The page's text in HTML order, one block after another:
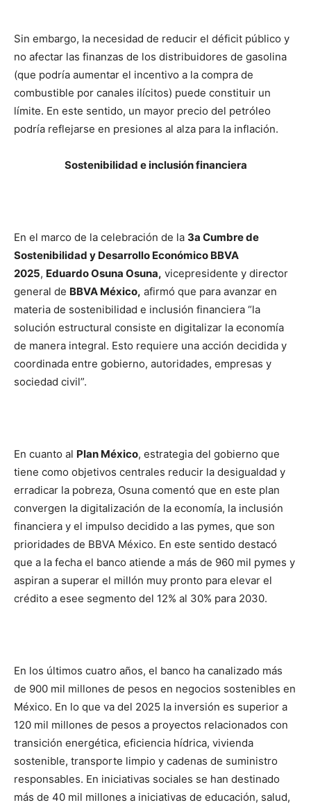
Sin embargo, la necesidad de reducir el déficit público y
no afectar las finanzas de los distribuidores de gasolina
(que podría aumentar el incentivo a la compra de
combustible por canales ilícitos) puede constituir un
límite. En este sentido, un mayor precio del petróleo
podría reflejarse en presiones al alza para la inflación.
Sostenibilidad e inclusión financiera
En el marco de la celebración de la 3a Cumbre de
Sostenibilidad y Desarrollo Económico BBVA
2025, Eduardo Osuna Osuna, vicepresidente y director
general de BBVA México, afirmó que para avanzar en
materia de sostenibilidad e inclusión financiera “la
solución estructural consiste en digitalizar la economía
de manera integral. Esto requiere una acción decidida y
coordinada entre gobierno, autoridades, empresas y
sociedad civil”.
En cuanto al Plan México, estrategia del gobierno que
tiene como objetivos centrales reducir la desigualdad y
erradicar la pobreza, Osuna comentó que en este plan
convergen la digitalización de la economía, la inclusión
financiera y el impulso decidido a las pymes, que son
prioridades de BBVA México. En este sentido destacó
que a la fecha el banco atiende a más de 960 mil pymes y
aspiran a superar el millón muy pronto para elevar el
crédito a esee segmento del 12% al 30% para 2030.
En los últimos cuatro años, el banco ha canalizado más
de 900 mil millones de pesos en negocios sostenibles en
México. En lo que va del 2025 la inversión es superior a
120 mil millones de pesos a proyectos relacionados con
transición energética, eficiencia hídrica, vivienda
sostenible, transporte limpio y cadenas de suministro
responsables. En iniciativas sociales se han destinado
más de 40 mil millones a iniciativas de educación, salud,